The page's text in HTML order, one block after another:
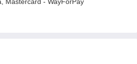
Mastercard - WayForPay